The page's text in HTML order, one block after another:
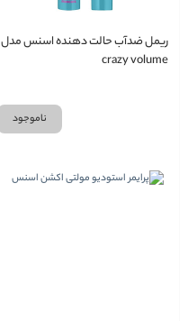
ریمل ضدآب حالت دهنده اسنس مدل
crazy volume
ناموجود